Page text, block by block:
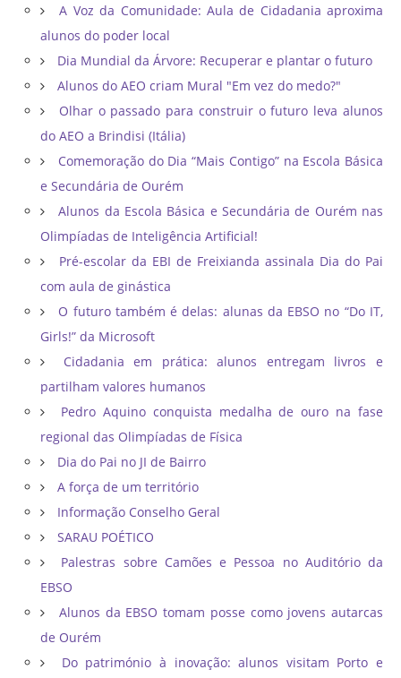
A Voz da Comunidade: Aula de Cidadania aproxima
alunos do poder local
Dia Mundial da Árvore: Recuperar e plantar o futuro
Alunos do AEO criam Mural "Em vez do medo?"
Olhar o passado para construir o futuro leva alunos
do AEO a Brindisi (Itália)
Comemoração do Dia “Mais Contigo” na Escola Básica
e Secundária de Ourém
Alunos da Escola Básica e Secundária de Ourém nas
Olimpíadas de Inteligência Artificial!
Pré-escolar da EBI de Freixianda assinala Dia do Pai
com aula de ginástica
O futuro também é delas: alunas da EBSO no “Do IT,
Girls!” da Microsoft
Cidadania em prática: alunos entregam livros e
partilham valores humanos
Pedro Aquino conquista medalha de ouro na fase
regional das Olimpíadas de Física
Dia do Pai no JI de Bairro
A força de um território
Informação Conselho Geral
SARAU POÉTICO
Palestras sobre Camões e Pessoa no Auditório da
EBSO
Alunos da EBSO tomam posse como jovens autarcas
de Ourém
Do património à inovação: alunos visitam Porto e